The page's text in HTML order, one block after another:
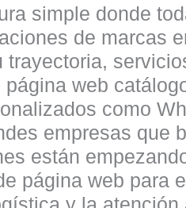
simple donde
de marcas
web
como
empresas
están
página web para